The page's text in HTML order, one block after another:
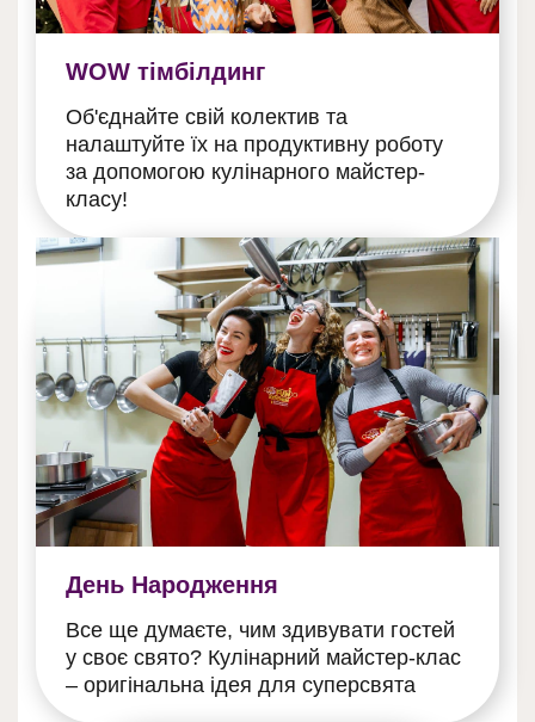
WOW тімбілдинг
Об'єднайте свій колектив та
налаштуйте їх на продуктивну роботу
за допомогою кулінарного майстер-
класу!
День Народження
Все ще думаєте, чим здивувати гостей
у своє свято? Кулінарний майстер-клас
– оригінальна ідея для суперсвята